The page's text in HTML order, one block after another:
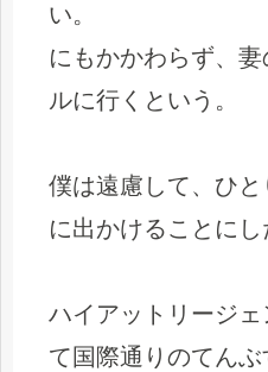
い。
にもかかわらず、
ルに行くという。
僕は遠慮して、ひ
に出かけることにし
ハイアットリージ
て国際通りのてん